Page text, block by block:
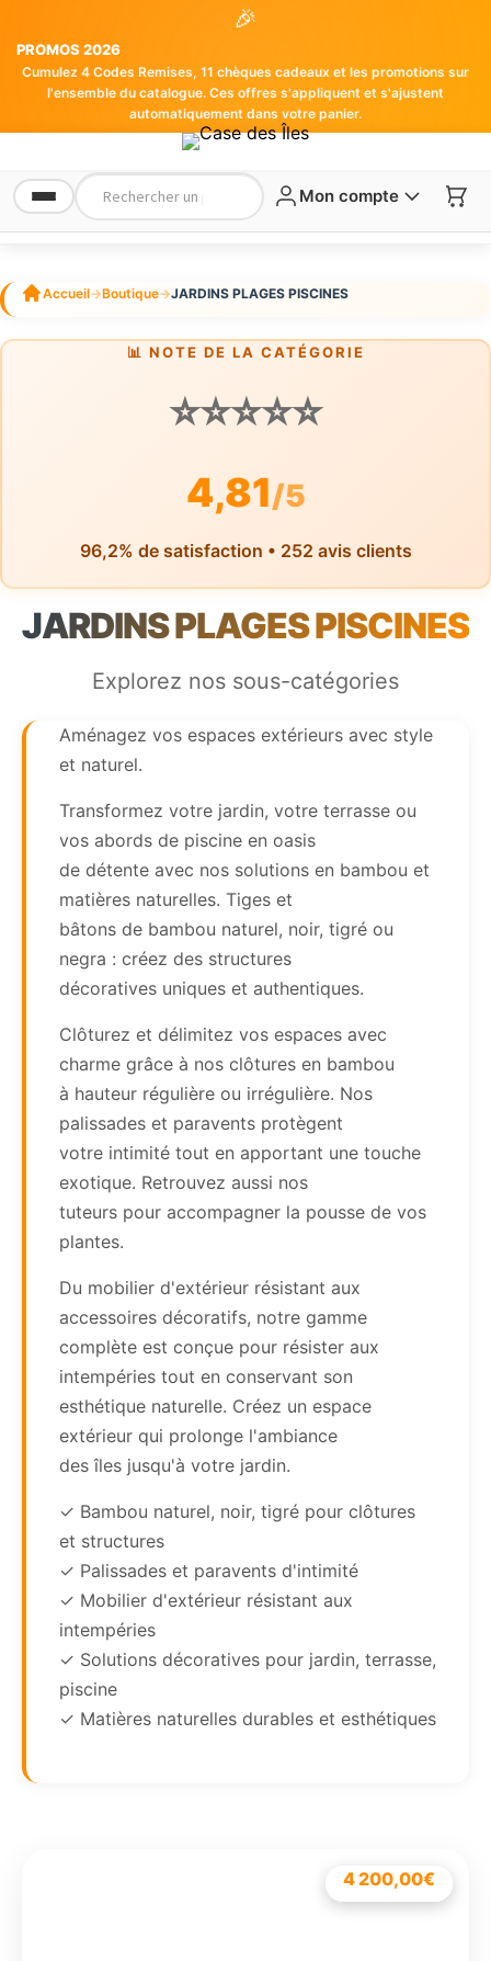
🎉
PROMOS 2026
Cumulez 4 Codes Remises, 11 chèques cadeaux et les promotions sur
l'ensemble du catalogue. Ces offres s'appliquent et s'ajustent
automatiquement dans votre panier.
Mon compte
Accueil→Boutique→JARDINS PLAGES PISCINES
📊 NOTE DE LA CATÉGORIE
⭐⭐⭐⭐⭐
4,81/5
96,2% de satisfaction • 252 avis clients
JARDINS PLAGES PISCINES
Explorez nos sous-catégories
Aménagez vos espaces extérieurs avec style
et naturel.
Transformez votre jardin, votre terrasse ou
vos abords de piscine en oasis
de détente avec nos solutions en bambou et
matières naturelles. Tiges et
bâtons de bambou naturel, noir, tigré ou
negra : créez des structures
décoratives uniques et authentiques.
Clôturez et délimitez vos espaces avec
charme grâce à nos clôtures en bambou
à hauteur régulière ou irrégulière. Nos
palissades et paravents protègent
votre intimité tout en apportant une touche
exotique. Retrouvez aussi nos
tuteurs pour accompagner la pousse de vos
plantes.
Du mobilier d'extérieur résistant aux
accessoires décoratifs, notre gamme
complète est conçue pour résister aux
intempéries tout en conservant son
esthétique naturelle. Créez un espace
extérieur qui prolonge l'ambiance
des îles jusqu'à votre jardin.
✓ Bambou naturel, noir, tigré pour clôtures
et structures
✓ Palissades et paravents d'intimité
✓ Mobilier d'extérieur résistant aux
intempéries
✓ Solutions décoratives pour jardin, terrasse,
piscine
✓ Matières naturelles durables et esthétiques
3 480,18€
4 200,00€
269,36€ Le
prix
255,90€
prix
817,19€